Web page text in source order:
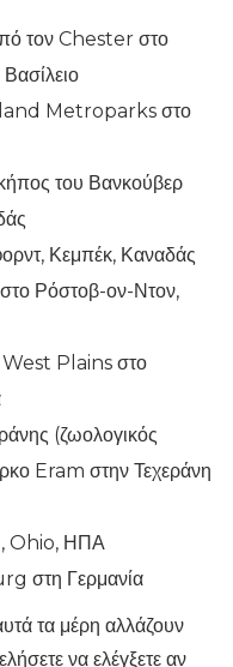
τον Chester στο
Metroparks στο
του Βανκούβερ
Κεμπέκ, Καναδάς
Ρόστοβ-ον-Ντον,
Plains στο
(ζωολογικός
Eram στην Τεχεράνη
Ohio, ΗΠΑ
στη Γερμανία
τα μέρη αλλάζουν
να ελέγξετε αν